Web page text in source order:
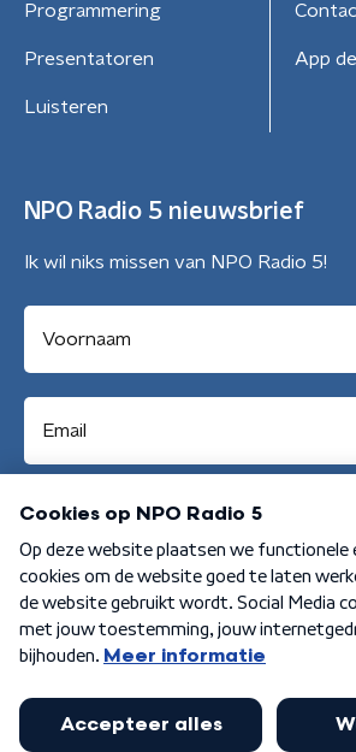
Programmering
Presentatoren
Luisteren
App
NPO Radio 5 nieuwsbrief
Ik wil niks missen van NPO Radio 5!
Aanmelden
Algemene voorwaarden Privacybeleid